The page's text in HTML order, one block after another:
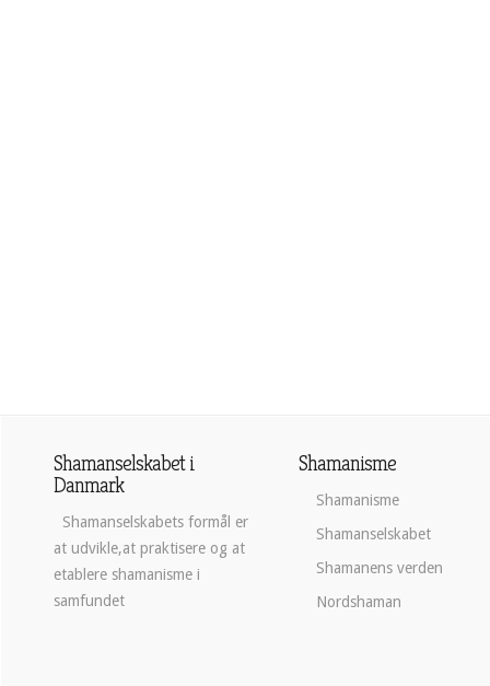
Shamanselskabet i
Danmark
Shamanselskabets formål er
at udvikle,at praktisere og at
etablere shamanisme i
samfundet
Shamanisme
Shamanisme
Shamanselskabet
Shamanens verden
Nordshaman